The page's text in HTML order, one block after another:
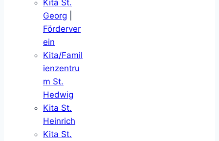
Kita St.
Georg
Förderver
ein
Kita/Famil
ienzentru
m St.
Hedwig
Kita St.
Heinrich
Kita St.